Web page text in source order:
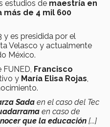
estudios de maestría en
de 4 mil 600
y es presidida por el
Velasco y actualmente
México.
FUNED, Francisco
y María Elisa Rojas,
Sada en el caso del Tec
en caso de
que la educación [...]